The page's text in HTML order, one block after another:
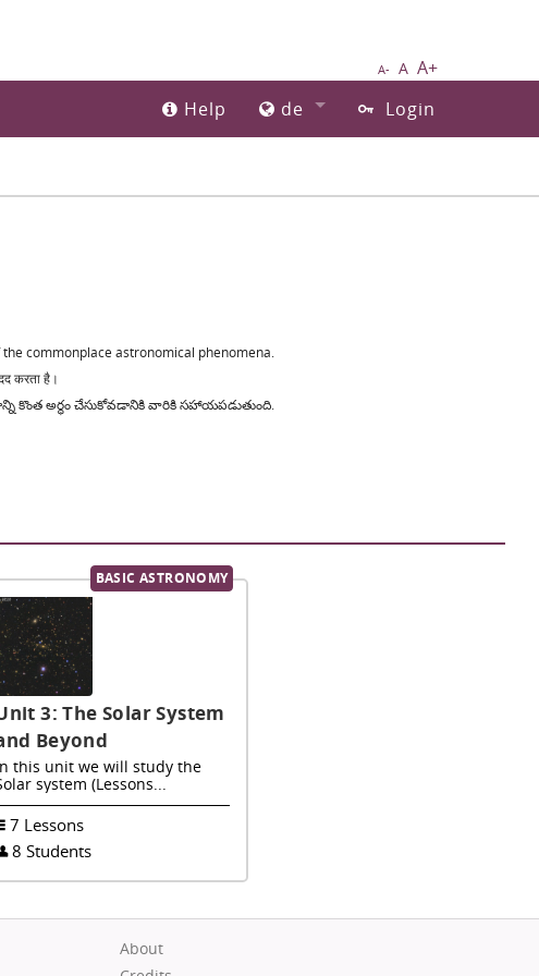
A- A A+
Help de Login
commonplace astronomical phenomena.
करता है।
కొంత అర్థం చేసుకోవడానికి వారికి సహాయపడుతుంది.
BASIC ASTRONOMY
3: The Solar System
Beyond
this unit we will study the
system (Lessons...
7 Lessons
8 Students
About